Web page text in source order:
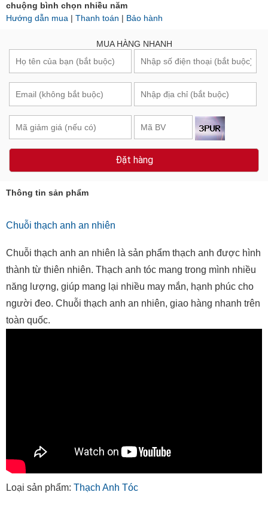
chuộng bình chọn nhiều năm
Hướng dẫn mua | Thanh toán | Bảo hành
MUA HÀNG NHANH
Đặt hàng
Thông tin sản phẩm
Chuỗi thạch anh an nhiên
Chuỗi thạch anh an nhiên là sản phẩm thạch anh được hình
thành từ thiên nhiên. Thạch anh tóc mang trong mình nhiều
năng lượng, giúp mang lại nhiều may mắn, hạnh phúc cho
người đeo. Chuỗi thạch anh an nhiên, giao hàng nhanh trên
toàn quốc.
Loại sản phẩm: Thạch Anh Tóc